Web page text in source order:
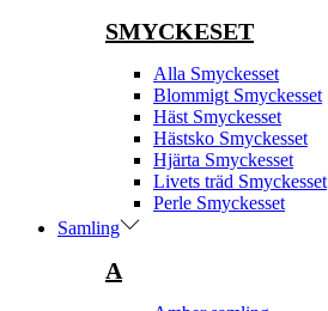
SMYCKESET
Alla Smyckesset
Blommigt Smyckesset
Häst Smyckesset
Hästsko Smyckesset
Hjärta Smyckesset
Livets träd Smyckesset
Perle Smyckesset
Samling
A